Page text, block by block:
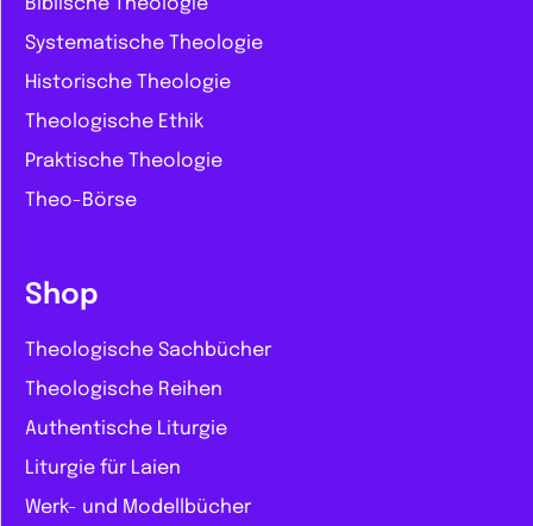
Biblische Theologie
Systematische Theologie
Historische Theologie
Theologische Ethik
Praktische Theologie
Theo-Börse
Shop
Theologische Sachbücher
Theologische Reihen
Authentische Liturgie
Liturgie für Laien
Werk- und Modellbücher